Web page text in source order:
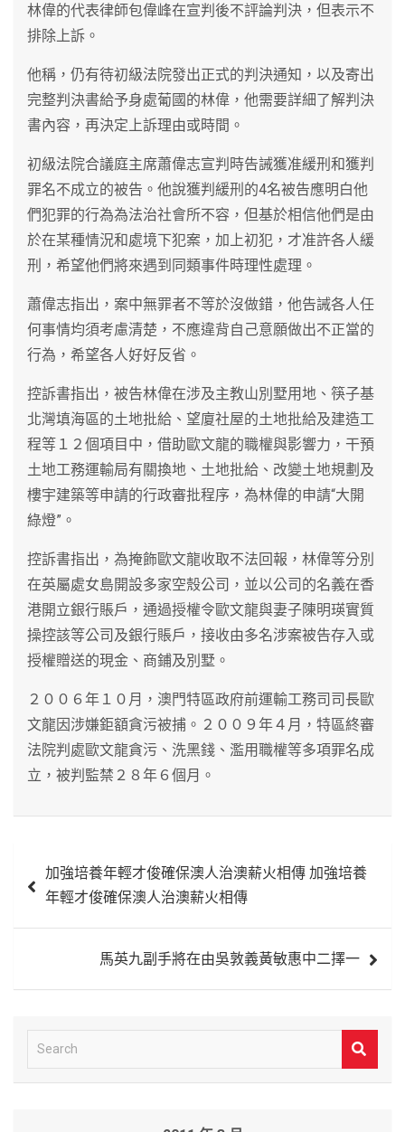
林偉的代表律師包偉峰在宣判後不評論判決，但表示不
排除上訴。
他稱，仍有待初級法院發出正式的判決通知，以及寄出
完整判決書給予身處葡國的林偉，他需要詳細了解判決
書內容，再決定上訴理由或時間。
初級法院合議庭主席蕭偉志宣判時告誡獲准緩刑和獲判
罪名不成立的被告。他說獲判緩刑的4名被告應明白他
們犯罪的行為為法治社會所不容，但基於相信他們是由
於在某種情況和處境下犯案，加上初犯，才准許各人緩
刑，希望他們將來遇到同類事件時理性處理。
蕭偉志指出，案中無罪者不等於沒做錯，他告誡各人任
何事情均須考慮清楚，不應違背自己意願做出不正當的
行為，希望各人好好反省。
控訴書指出，被告林偉在涉及主教山別墅用地、筷子基
北灣填海區的土地批給、望廈社屋的土地批給及建造工
程等１２個項目中，借助歐文龍的職權與影響力，干預
土地工務運輸局有關換地、土地批給、改變土地規劃及
樓宇建築等申請的行政審批程序，為林偉的申請“大開
綠燈”。
控訴書指出，為掩飾歐文龍收取不法回報，林偉等分別
在英屬處女島開設多家空殼公司，並以公司的名義在香
港開立銀行賬戶，通過授權令歐文龍與妻子陳明瑛實質
操控該等公司及銀行賬戶，接收由多名涉案被告存入或
授權贈送的現金、商鋪及別墅。
２００６年１０月，澳門特區政府前運輸工務司司長歐
文龍因涉嫌鉅額貪污被捕。２００９年４月，特區終審
法院判處歐文龍貪污、洗黑錢、濫用職權等多項罪名成
立，被判監禁２８年６個月。
章 加強培養年輕才俊確保澳人治澳薪火相傳 加強培養
年輕才俊確保澳人治澳薪火相傳
馬英九副手將在由吳敦義黃敏惠中二擇一
e